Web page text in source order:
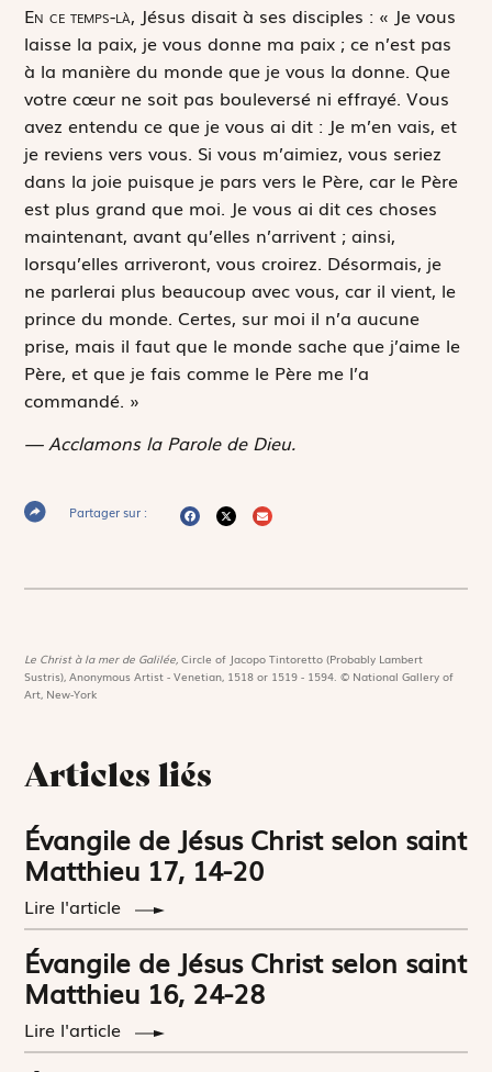
En ce temps-là, Jésus disait à ses disciples : « Je vous
laisse la paix, je vous donne ma paix ; ce n’est pas
à la manière du monde que je vous la donne. Que
votre cœur ne soit pas bouleversé ni effrayé. Vous
avez entendu ce que je vous ai dit : Je m’en vais, et
je reviens vers vous. Si vous m’aimiez, vous seriez
dans la joie puisque je pars vers le Père, car le Père
est plus grand que moi. Je vous ai dit ces choses
maintenant, avant qu’elles n’arrivent ; ainsi,
lorsqu’elles arriveront, vous croirez. Désormais, je
ne parlerai plus beaucoup avec vous, car il vient, le
prince du monde. Certes, sur moi il n’a aucune
prise, mais il faut que le monde sache que j’aime le
Père, et que je fais comme le Père me l’a
commandé. »
— Acclamons la Parole de Dieu.
Partager sur :
Le Christ à la mer de Galilée,Circle of Jacopo Tintoretto (Probably Lambert
Sustris), Anonymous Artist - Venetian, 1518 or 1519 - 1594. © National Gallery of
Art, New-York
Articles liés
Évangile de Jésus Christ selon saint
Matthieu 17, 14-20
Lire l'article
Évangile de Jésus Christ selon saint
Matthieu 16, 24-28
Lire l'article